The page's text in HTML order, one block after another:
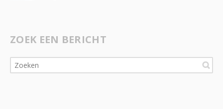
ZOEK EEN BERICHT